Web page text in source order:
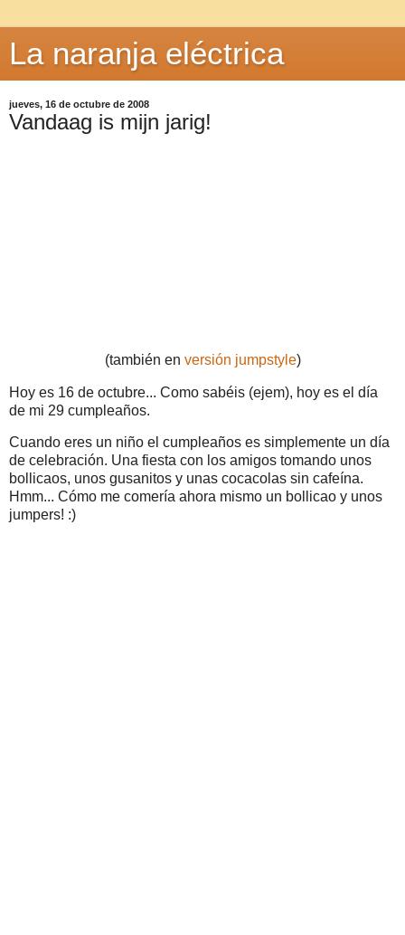
La naranja eléctrica
jueves, 16 de octubre de 2008
Vandaag is mijn jarig!
(también en versión jumpstyle)
Hoy es 16 de octubre... Como sabéis (ejem), hoy es el día
de mi 29 cumpleaños.
Cuando eres un niño el cumpleaños es simplemente un día
de celebración. Una fiesta con los amigos tomando unos
bollicaos, unos gusanitos y unas cocacolas sin cafeína.
Hmm... Cómo me comería ahora mismo un bollicao y unos
jumpers! :)